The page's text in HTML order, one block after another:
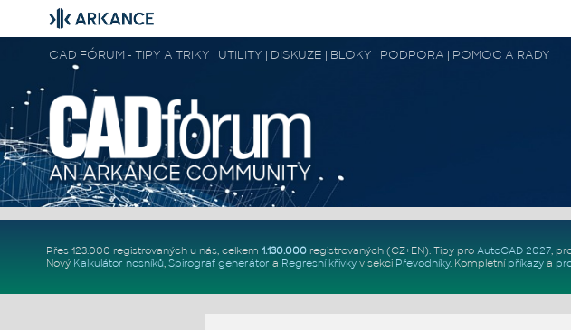
CAD FÓRUM - TIPY A TRIKY | UTILITY | DISKUZE | BLOKY | PODPORA | POMOC A RADY
Přes 123.000 registrovaných u nás, celkem 1.130.000registrovaných (CZ+EN). Tipy pro AutoCAD 2027,
Nový Kalkulátor nosníků, Spirograf generátor a Regresní křivkyv sekci Převodníky. Kompletní příkazya